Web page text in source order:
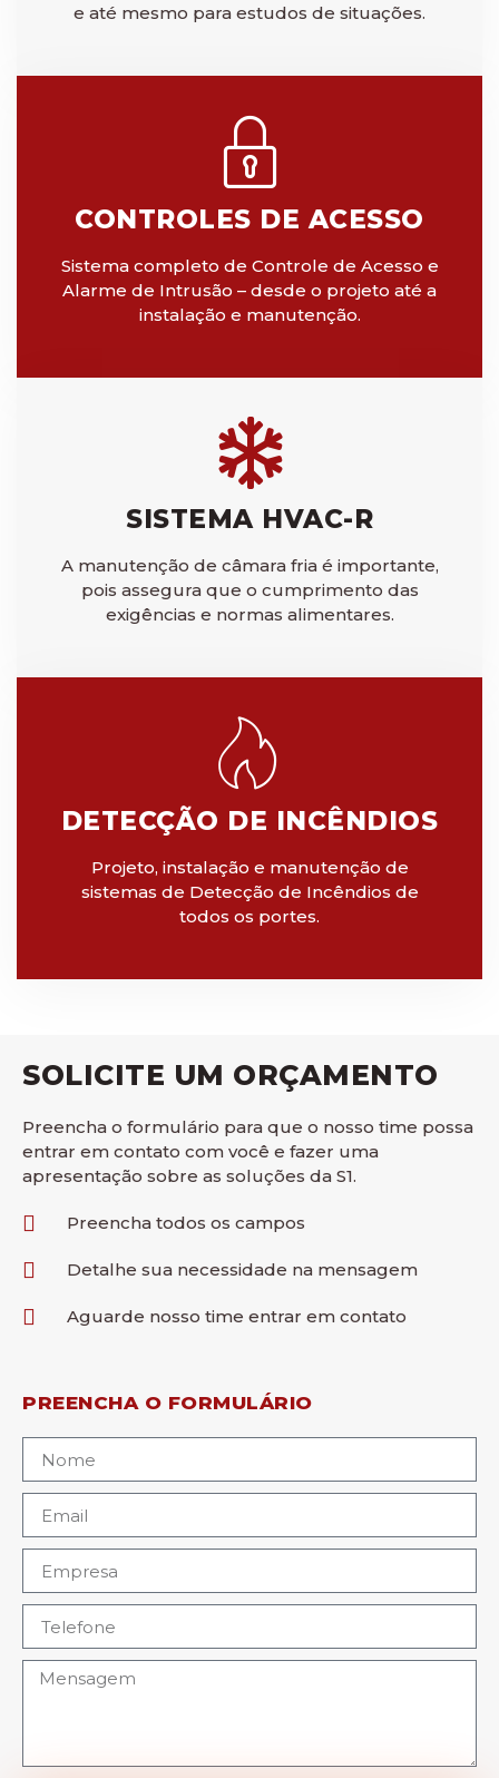
e até mesmo para estudos de situações.
CONTROLES DE ACESSO
Sistema completo de Controle de Acesso e
Alarme de Intrusão – desde o projeto até a
instalação e manutenção.
SISTEMA HVAC-R
A manutenção de câmara fria é importante,
pois assegura que o cumprimento das
exigências e normas alimentares.
DETECÇÃO DE INCÊNDIOS
Projeto, instalação e manutenção de
sistemas de Detecção de Incêndios de
todos os portes.
SOLICITE UM ORÇAMENTO
Preencha o formulário para que o nosso time possa
entrar em contato com você e fazer uma
apresentação sobre as soluções da S1.
Preencha todos os campos
Detalhe sua necessidade na mensagem
Aguarde nosso time entrar em contato
PREENCHA O FORMULÁRIO